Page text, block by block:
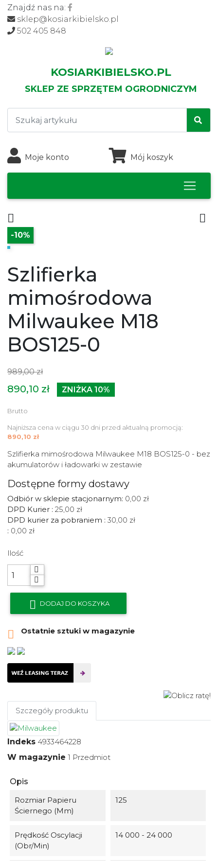
Znajdź nas na:
sklep@kosiarkibielsko.pl
502 405 848
KOSIARKIBIELSKO.PL
SKLEP ZE SPRZĘTEM OGRODNICZYM
Moje konto Mój koszyk
-10%
 
Szlifierka
mimośrodowa
Milwaukee M18
BOS125-0
989,00 zł
890,10 zł ZNIŻKA 10%
Brutto
Najniższa cena w ciągu 30 dni przed aktualną promocją:
890,10 zł
Szlifierka mimośrodowa Milwaukee M18 BOS125-0 - bez
akumulatorów i ładowarki w zestawie
Dostępne formy dostawy
Odbiór w sklepie stacjonarnym: 0,00 zł
DPD Kurier : 25,00 zł
DPD kurier za pobraniem : 30,00 zł
: 0,00 zł
Ilość
 DODAJ DO KOSZYKA
 Ostatnie sztuki w magazynie
Szczegóły produktu
Indeks 4933464228
W magazynie 1 Przedmiot
Opis
Rozmiar Papieru
Ściernego (mm)
125
Prędkość Oscylacji
(obr/min)
14 000 - 24 000